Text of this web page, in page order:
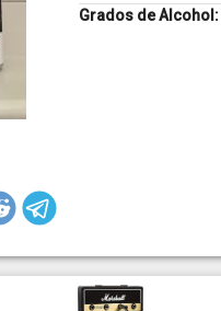
Grados de Alcohol: